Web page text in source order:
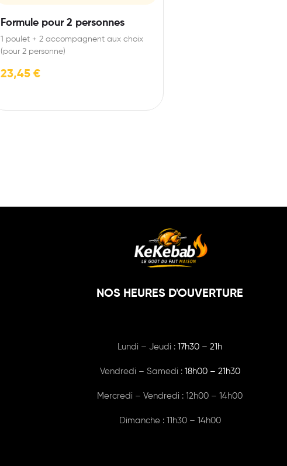
Formule pour 2 personnes
1 poulet + 2 accompagnent aux choix
(pour 2 personne)
23,45 €
NOS HEURES D'OUVERTURE
Lundi – Jeudi :17h30 – 21h
Vendredi – Samedi :18h00– 21h30
Mercredi – Vendredi : 12h00 – 14h00
Dimanche : 11h30 – 14h00